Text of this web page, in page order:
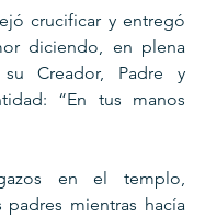
crucificar y entregó
diciendo, en plena
Creador, Padre y
“En tus manos
en el templo,
mientras hacía